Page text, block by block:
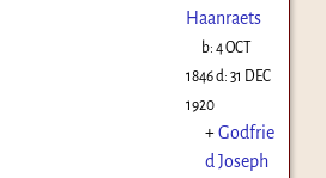
Haanraets
b:4 OCT
1846d: 31 DEC
1920
+Godfrie
d Joseph